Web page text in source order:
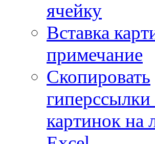
ячейку
Вставка
примечание
Скопировать
гиперссылки
картинок на